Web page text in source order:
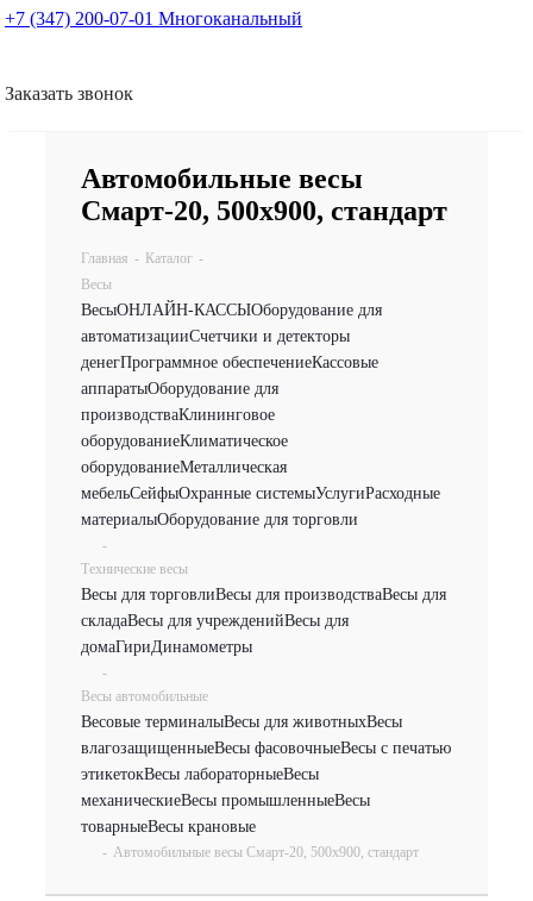
+7 (347) 200-07-01 Многоканальный
Заказать звонок
Автомобильные весы
Смарт-20, 500х900, стандарт
Главная - Каталог -
Весы
ВесыОНЛАЙН-КАССЫОборудование для
автоматизацииСчетчики и детекторы
денегПрограммное обеспечениеКассовые
аппаратыОборудование для
производстваКлининговое
оборудованиеКлиматическое
оборудованиеМеталлическая
мебельСейфыОхранные системыУслугиРасходные
материалыОборудование для торговли
-
Технические весы
Весы для торговлиВесы для производстваВесы для
складаВесы для учрежденийВесы для
домаГириДинамометры
-
Весы автомобильные
Весовые терминалыВесы для животныхВесы
влагозащищенныеВесы фасовочныеВесы с печатью
этикетокВесы лабораторныеВесы
механическиеВесы промышленныеВесы
товарныеВесы крановые
- Автомобильные весы Смарт-20, 500х900, стандарт